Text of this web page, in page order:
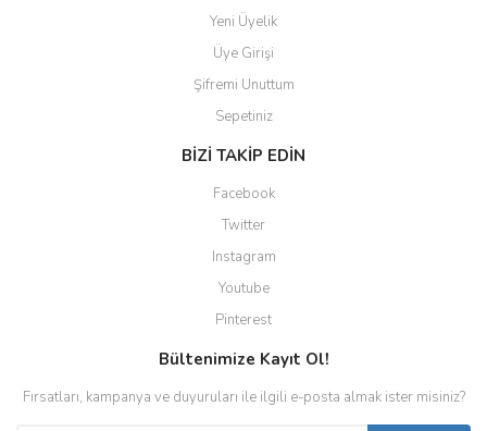
Yeni Üyelik
Üye Girişi
Şifremi Unuttum
Sepetiniz
BİZİ TAKİP EDİN
Facebook
Twitter
Instagram
Youtube
Pinterest
Bültenimize Kayıt Ol!
Fırsatları, kampanya ve duyuruları ile ilgili e-posta almak ister misiniz?